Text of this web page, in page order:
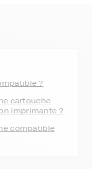
?
cartouche
imprimante ?
compatible